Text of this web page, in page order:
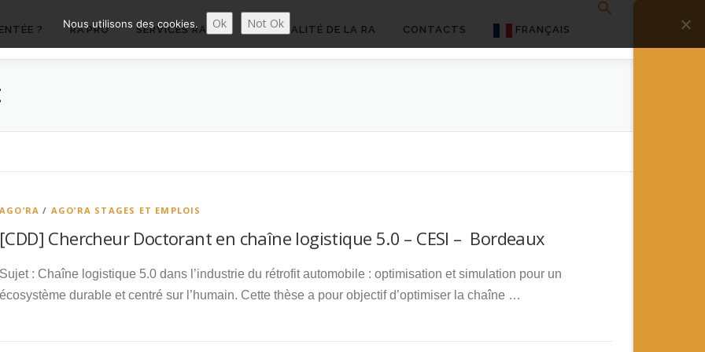
? RA’PRO SERVICES RA’PRO ACTUALITÉ DE LA RA CONTACTS FRANÇAIS
Español
AGO’RA / AGO’RA STAGES ET EMPLOIS
[CDD] Chercheur Doctorant en chaîne logistique 5.0 – CESI – Bordeaux
Sujet : Chaîne logistique 5.0 dans l’industrie du rétrofit automobile : optimisation et simulation pour un
écosystème durable et centré sur l’humain. Cette thèse a pour objectif d’optimiser la chaîne …
Nous utilisons des cookies. Ok Not Ok